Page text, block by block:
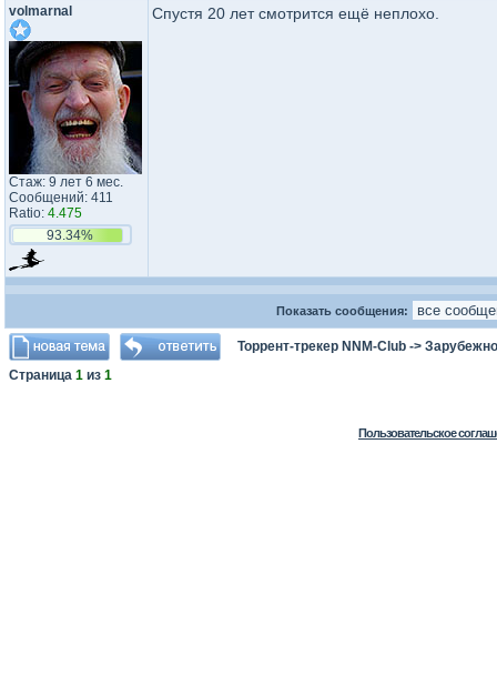
volmarnal
Стаж: 9 лет 6 мес.
Сообщений: 411
Ratio: 4.475
93.34%
Спустя 20 лет смотрится ещё неплохо.
Показать сообщения:
Торрент-трекер NNM-Club ->
Страница 1 из 1
Пользовательское